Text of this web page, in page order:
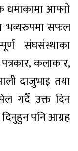
धमाकामा आफ्नो
भव्यरुपमा सफल
संघसंस्थाका
कलाकार,
दाजुभाइ तथा
गर्दै उक्त दिन
पनि आग्रह